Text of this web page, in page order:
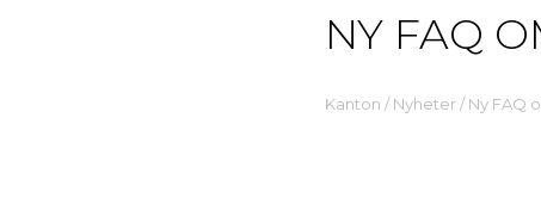
NY FAQ
Kanton /Nyheter/Ny FAQ